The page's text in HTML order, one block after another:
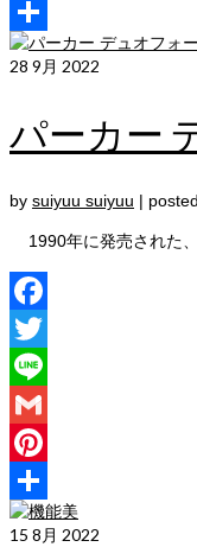
Pinterest
共
28 9月 2022
パーカー
by suiyuu suiyuu |
1990年に発売された
Facebook
Twitter
Line
Gmail
Pinterest
共
15 8月 2022